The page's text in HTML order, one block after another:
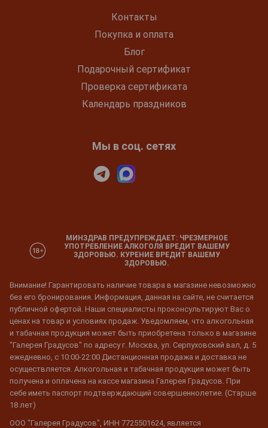
Контакты
Покупка и оплата
Блог
Подарочный сертификат
Проверка сертификата
Календарь праздников
Мы в соц. сетях
МИНЗДРАВ ПРЕДУПРЕЖДАЕТ: ЧРЕЗМЕРНОЕ
УПОТРЕБЛЕНИЕ АЛКОГОЛЯ ВРЕДИТ ВАШЕМУ
ЗДОРОВЬЮ. КУРЕНИЕ ВРЕДИТ ВАШЕМУ
ЗДОРОВЬЮ.
Внимание! Гарантировать наличие товара в магазине невозможно
без его бронирования. Информация, данная на сайте, не считается
публичной офертой. Наши специалисты проконсультируют Вас о
ценах на товар и условиях продаж. Уведомляем, что алкогольная
и табачная продукция может быть приобретена только в магазине
"Галерея Градусов" по адресу г. Москва, ул. Серпуховский вал, д. 5
ежедневно, с 10:00-22:00 Дистанционная продажа и доставка не
осуществляется. Алкогольная и табачная продукция может быть
получена и оплачена на кассе магазина Галерея Градусов. При
себе иметь паспорт подтверждающий совершеннолетие. (Старше
18 лет)
ООО "Галерея Градусов", ИНН 7725501624, является